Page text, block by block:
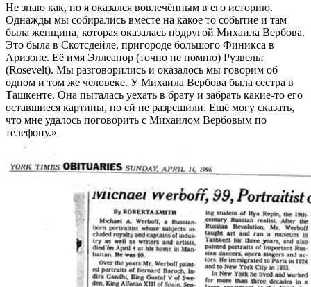
Не знаю как, но я оказался вовлечённым в его историю.
Однажды мы собирались вместе на какое то событие и там
была женщина, которая оказалась подругой Михаила Вербова.
Это была в Скотсдейле, пригороде большого Финикса в
Аризоне. Её имя Эллеанор (точно не помню) Рузвельт
(Rosevelt). Мы разговорились и оказалось мы говорим об
одном и том же человеке. У Михаила Вербова была сестра в
Ташкенте. Она пыталась уехать в брату и забрать какие-то его
оставшиеся картины, но ей не разрешили. Ещё могу сказать,
что мне удалось поговорить с Михаилом Вербовым по
телефону.»